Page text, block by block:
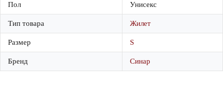
Пол Унисекс
Тип товара Жилет
Размер S
Бренд Синар